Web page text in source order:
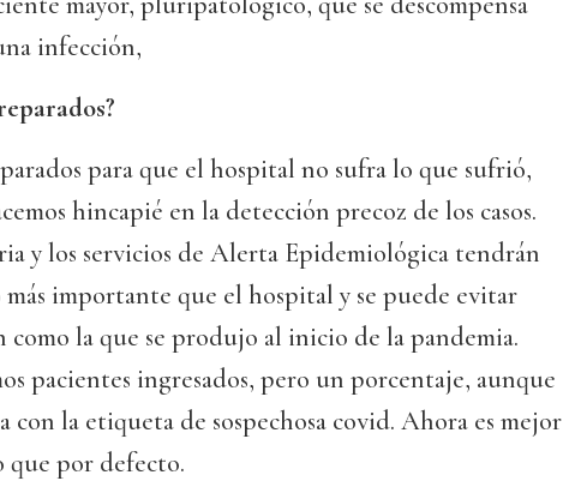
infección,
para que el hospital no sufra lo que sufrió,
hincapié en la detección precoz de los casos.
y los servicios de Alerta Epidemiológica tendrán
importante que el hospital y se puede evitar
como la que se produjo al inicio de la pandemia.
pacientes ingresados, pero un porcentaje, aunque
con la etiqueta de sospechosa covid. Ahora es mejor
que por defecto.